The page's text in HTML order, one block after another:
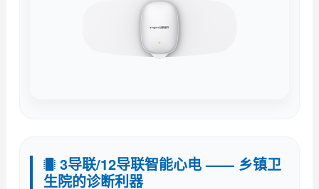
3导联/12导联智能心电 —— 乡镇卫
生院的诊断利器